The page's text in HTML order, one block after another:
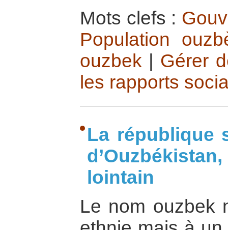
Mots clefs :
Population
ouzbek
Gérer
les rapports
La république
lointain
Le nom ouzbek